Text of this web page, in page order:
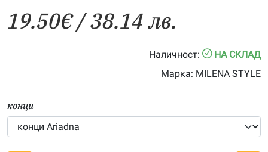
19.50€/ 38.14 лв.
Наличност:
НА СКЛАД
Марка: MILENA STYLE
конци